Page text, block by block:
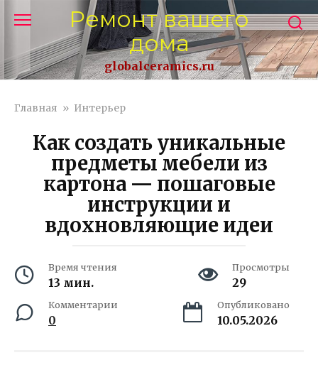
контенту
Ремонт вашего
дома
globalceramics.ru
Главная » Интерьер
Как создать уникальные
предметы мебели из
картона — пошаговые
инструкции и
вдохновляющие идеи
Время чтения
13 мин.
Просмотры
29
Комментарии
0
Опубликовано
10.05.2026